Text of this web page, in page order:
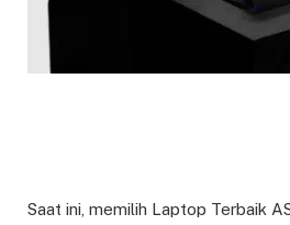
Saat ini, memilih Laptop Terbaik